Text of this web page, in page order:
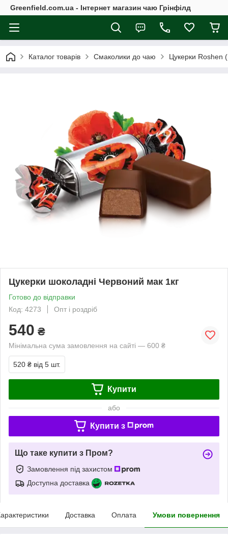
Greenfield.com.ua - Інтернет магазин чаю Грінфілд
Каталог товарів Смаколики до чаю Цукерки Roshen
Цукерки шоколадні Червоний мак 1кг
Готово до відправки
Код: 4273
Опт і роздріб
540 ₴
Мінімальна сума замовлення на сайті — 600 ₴
520 ₴ від 5 шт.
Купити
або
Купити з
Що таке купити з Пром?
Замовлення під захистом
Доступна доставка
Доставка Оплата Умови повернення